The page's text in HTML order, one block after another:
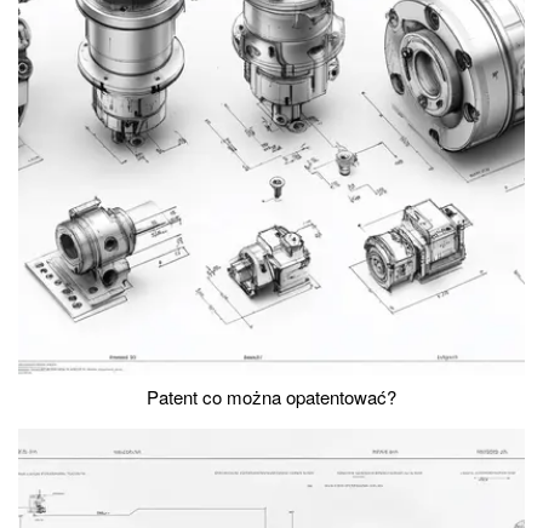
Patent co można opatentować?